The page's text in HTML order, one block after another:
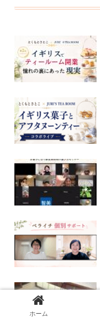
ホーム